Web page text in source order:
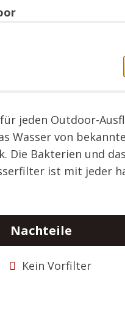
jeden Outdoor-
Wasser von
Bakterien und
ist mit jeder
Nachteile
Kein Vorfilter